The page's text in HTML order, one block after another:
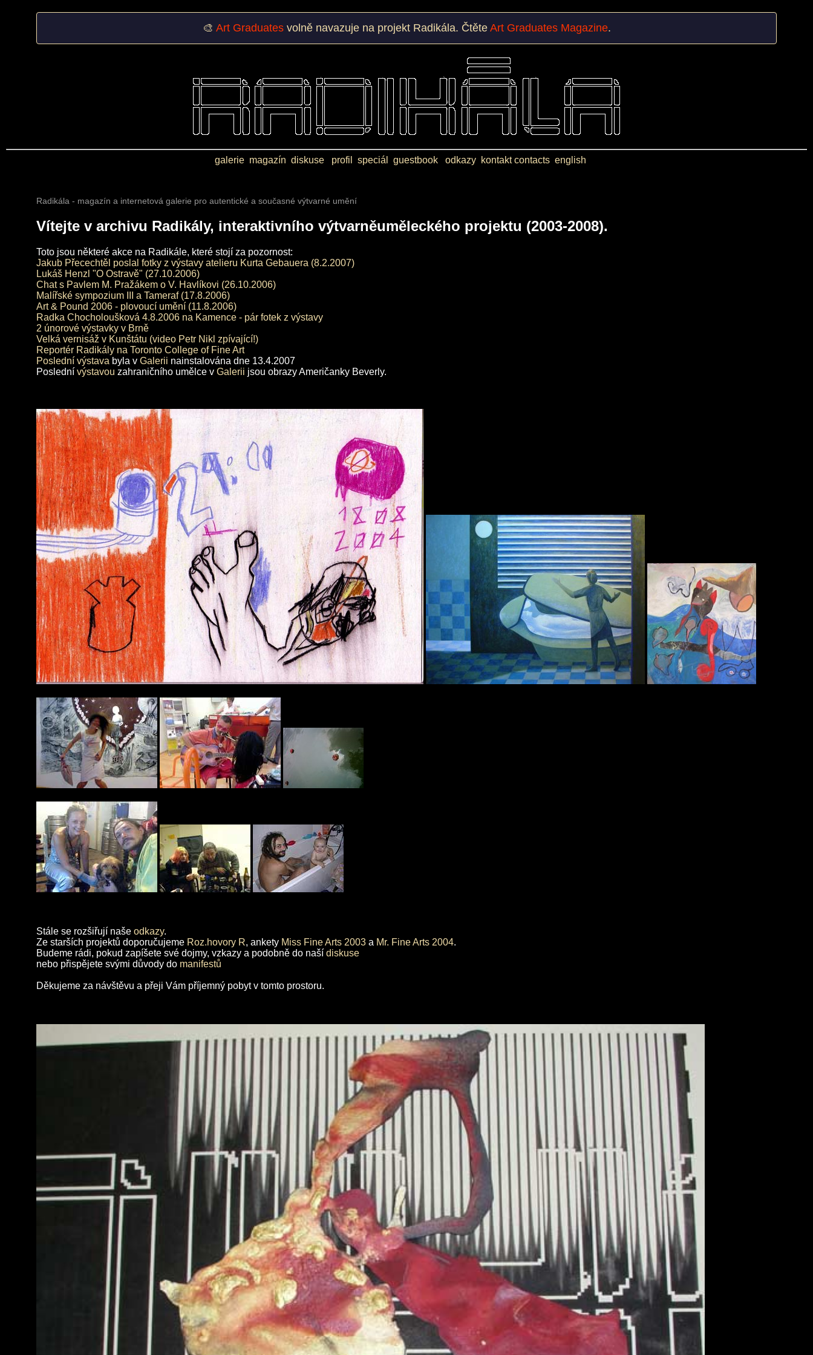
🎨 Art Graduatesvolně navazuje na projekt Radikála. Čtěte Art Graduates Magazine.
galerie magazín diskuse profil speciál guestbook odkazy kontakt contacts english
Radikála - magazín a internetová galerie pro autentické a současné výtvarné umění
Vítejte v archivu Radikály, interaktivního výtvarněuměleckého projektu (2003-2008).
Toto jsou některé akce na Radikále, které stojí za pozornost:
Jakub Přecechtěl poslal fotky z výstavy atelieru Kurta Gebauera (8.2.2007)
Lukáš Henzl "O Ostravě" (27.10.2006)
Chat s Pavlem M. Pražákem o V. Havlíkovi (26.10.2006)
Malířské sympozium III a Tameraf (17.8.2006)
Art & Pound 2006 - plovoucí umění (11.8.2006)
Radka Chocholoušková 4.8.2006 na Kamence - pár fotek z výstavy
2 únorové výstavky v Brně
Velká vernisáž v Kunštátu (video Petr Nikl zpívající!)
Reportér Radikály na Toronto College of Fine Art
Poslední výstava byla v Galerii nainstalována dne 13.4.2007
Poslední výstavou zahraničního umělce v Galerii jsou obrazy Američanky Beverly.
Stále se rozšiřují naše odkazy.
Ze starších projektů doporučujeme Roz.hovory R, ankety Miss Fine Arts 2003 a Mr. Fine Arts 2004.
Budeme rádi, pokud zapíšete své dojmy, vzkazy a podobně do naší diskuse
nebo přispějete svými důvody do manifestů
Děkujeme za návštěvu a přeji Vám příjemný pobyt v tomto prostoru.